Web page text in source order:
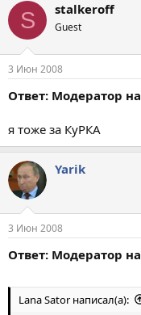
S stalkeroff
Guest
3 Июн 2008
Ответ: Модератор
я тоже за КуРКА
Yarik
3 Июн 2008
Ответ: Модератор
Lana Sator написал(а):